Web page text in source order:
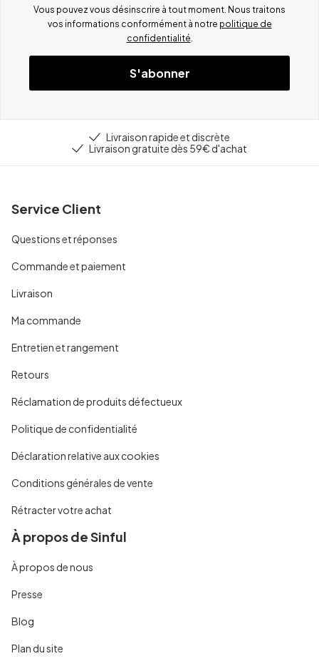
Vous pouvez vous désinscrire à tout moment. Nous traitons
vos informations conformément à notre politique de
confidentialité.
S'abonner
Livraison rapide et discrète
Livraison gratuite dès 59€ d'achat
Service Client
Questions et réponses
Commande et paiement
Livraison
Ma commande
Entretien et rangement
Retours
Réclamation de produits défectueux
Politique de confidentialité
Déclaration relative aux cookies
Conditions générales de vente
Rétracter votre achat
À propos de Sinful
À propos de nous
Presse
Blog
Plan du site